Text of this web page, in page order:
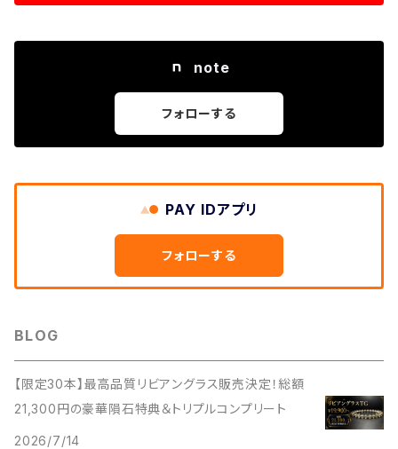
note
フォローする
PAY IDアプリ
フォローする
BLOG
【限定30本】最高品質リビアングラス販売決定！総額
21,300円の豪華隕石特典＆トリプルコンプリート
2026/7/14